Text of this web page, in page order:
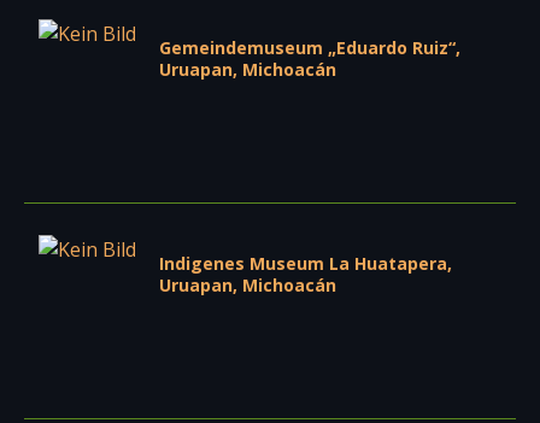
Gemeindemuseum „Eduardo Ruiz“,
Uruapan, Michoacán
Indigenes Museum La Huatapera,
Uruapan, Michoacán